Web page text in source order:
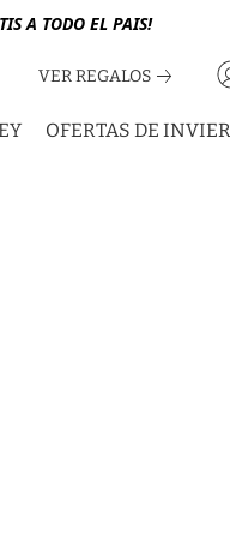
A TODO EL PAIS!
VER REGALOS
OFERTAS DE